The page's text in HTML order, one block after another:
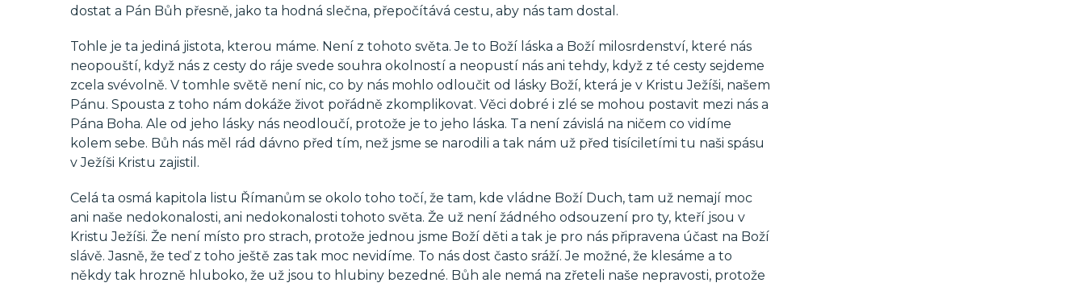
dostat a Pán Bůh přesně, jako ta hodná slečna, přepočítává cestu, aby nás tam dostal.
Tohle je ta jediná jistota, kterou máme. Není z tohoto světa. Je to Boží láska a Boží milosrdenství, které nás
neopouští, když nás z cesty do ráje svede souhra okolností a neopustí nás ani tehdy, když z té cesty sejdeme
zcela svévolně. V tomhle světě není nic, co by nás mohlo odloučit od lásky Boží, která je v Kristu Ježíši, našem
Pánu. Spousta z toho nám dokáže život pořádně zkomplikovat. Věci dobré i zlé se mohou postavit mezi nás a
Pána Boha. Ale od jeho lásky nás neodloučí, protože je to jeho láska. Ta není závislá na ničem co vidíme
kolem sebe. Bůh nás měl rád dávno před tím, než jsme se narodili a tak nám už před tisíciletími tu naši spásu
v Ježíši Kristu zajistil.
Celá ta osmá kapitola listu Římanům se okolo toho točí, že tam, kde vládne Boží Duch, tam už nemají moc
ani naše nedokonalosti, ani nedokonalosti tohoto světa. Že už není žádného odsouzení pro ty, kteří jsou v
Kristu Ježíši. Že není místo pro strach, protože jednou jsme Boží děti a tak je pro nás připravena účast na Boží
slávě. Jasně, že teď z toho ještě zas tak moc nevidíme. To nás dost často sráží. Je možné, že klesáme a to
někdy tak hrozně hluboko, že už jsou to hlubiny bezedné. Bůh ale nemá na zřeteli naše nepravosti, protože